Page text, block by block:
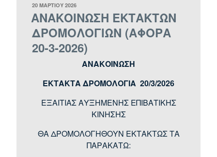
ΔΗΜΟΣΙΕΎΤΗΚΕ
ΣΤΙΣ
20 ΜΑΡΤΊΟΥ 2026
ΑΝΑΚΟΙΝΩΣΗ ΕΚΤΑΚΤΩΝ
ΔΡΟΜΟΛΟΓΙΩΝ (ΑΦΟΡΑ
20-3-2026)
ΑΝΑΚΟΙΝΩΣΗ
ΕΚΤΑΚΤΑ ΔΡΟΜΟΛΟΓΙΑ 20/3/2026
ΕΞΑΙΤΙΑΣ ΑΥΞΗΜΕΝΗΣ ΕΠΙΒΑΤΙΚΗΣ
ΚΙΝΗΣΗΣ
ΘΑ ΔΡΟΜΟΛΟΓΗΘΟΥΝ ΕΚΤΑΚΤΩΣ ΤΑ
ΠΑΡΑΚΑΤΩ: